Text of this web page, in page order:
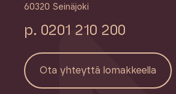
60320 Seinäjoki
p. 0201 210 200
Ota yhteyttä lomakkeella